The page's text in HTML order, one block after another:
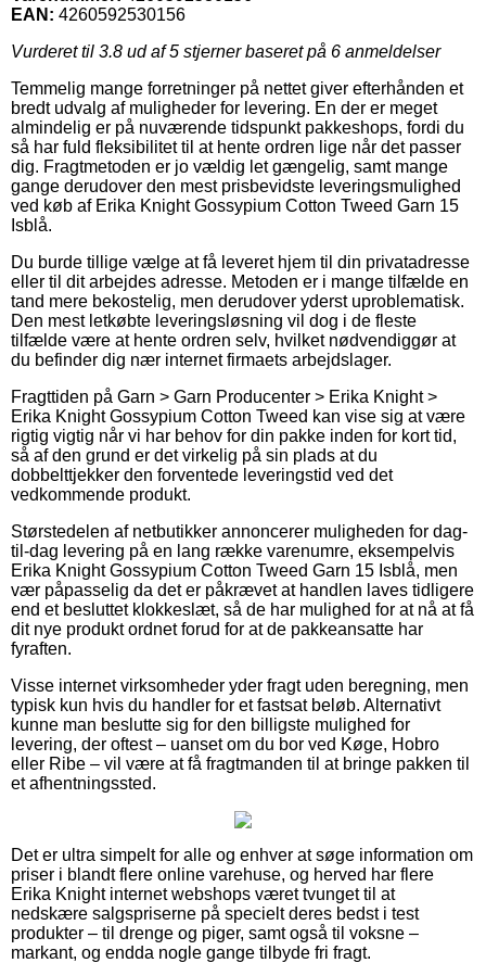
EAN: 4260592530156
Vurderet til 3.8 ud af 5 stjerner baseret på 6 anmeldelser
Temmelig mange forretninger på nettet giver efterhånden et
bredt udvalg af muligheder for levering. En der er meget
almindelig er på nuværende tidspunkt pakkeshops, fordi du
så har fuld fleksibilitet til at hente ordren lige når det passer
dig. Fragtmetoden er jo vældig let gængelig, samt mange
gange derudover den mest prisbevidste leveringsmulighed
ved køb af Erika Knight Gossypium Cotton Tweed Garn 15
Isblå.
Du burde tillige vælge at få leveret hjem til din privatadresse
eller til dit arbejdes adresse. Metoden er i mange tilfælde en
tand mere bekostelig, men derudover yderst uproblematisk.
Den mest letkøbte leveringsløsning vil dog i de fleste
tilfælde være at hente ordren selv, hvilket nødvendiggør at
du befinder dig nær internet firmaets arbejdslager.
Fragttiden på Garn > Garn Producenter > Erika Knight >
Erika Knight Gossypium Cotton Tweed kan vise sig at være
rigtig vigtig når vi har behov for din pakke inden for kort tid,
så af den grund er det virkelig på sin plads at du
dobbelttjekker den forventede leveringstid ved det
vedkommende produkt.
Størstedelen af netbutikker annoncerer muligheden for dag-
til-dag levering på en lang række varenumre, eksempelvis
Erika Knight Gossypium Cotton Tweed Garn 15 Isblå, men
vær påpasselig da det er påkrævet at handlen laves tidligere
end et besluttet klokkeslæt, så de har mulighed for at nå at få
dit nye produkt ordnet forud for at de pakkeansatte har
fyraften.
Visse internet virksomheder yder fragt uden beregning, men
typisk kun hvis du handler for et fastsat beløb. Alternativt
kunne man beslutte sig for den billigste mulighed for
levering, der oftest – uanset om du bor ved Køge, Hobro
eller Ribe – vil være at få fragtmanden til at bringe pakken til
et afhentningssted.
Det er ultra simpelt for alle og enhver at søge information om
priser i blandt flere online varehuse, og herved har flere
Erika Knight internet webshops været tvunget til at
nedskære salgspriserne på specielt deres bedst i test
produkter – til drenge og piger, samt også til voksne –
markant, og endda nogle gange tilbyde fri fragt.